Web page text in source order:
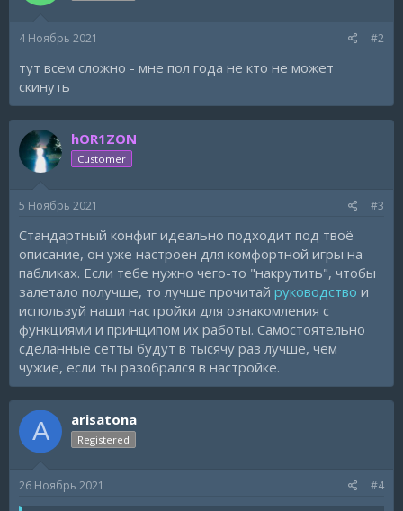
4 Ноябрь 2021 #2
тут всем сложно - мне пол года не кто не может
скинуть
hOR1ZON
Customer
5 Ноябрь 2021 #3
Стандартный конфиг идеально подходит под твоё
описание, он уже настроен для комфортной игры на
пабликах. Если тебе нужно чего-то "накрутить", чтобы
залетало получше, то лучше прочитай руководство и
используй наши настройки для ознакомления с
функциями и принципом их работы. Самостоятельно
сделанные сетты будут в тысячу раз лучше, чем
чужие, если ты разобрался в настройке.
A arisatona
Registered
26 Ноябрь 2021 #4